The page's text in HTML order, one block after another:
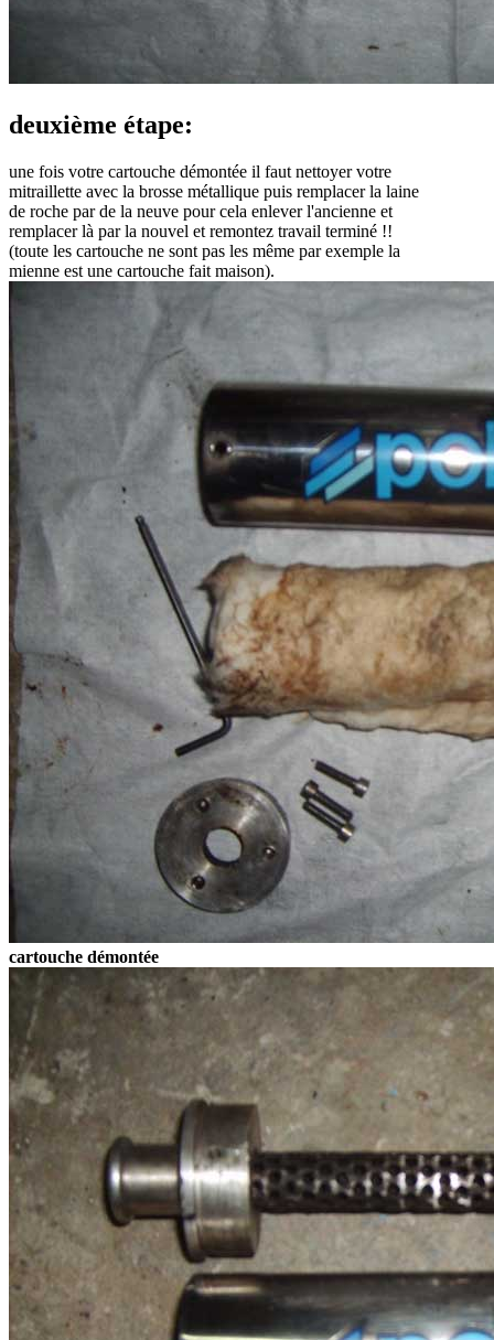
deuxième étape:
une fois votre cartouche démontée il faut nettoyer votre
mitraillette avec la brosse métallique puis remplacer la laine
de roche par de la neuve pour cela enlever l'ancienne et
remplacer là par la nouvel et remontez travail terminé !!
(toute les cartouche ne sont pas les même par exemple la
mienne est une cartouche fait maison).
cartouche démontée